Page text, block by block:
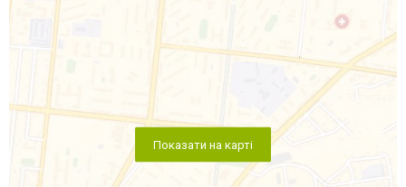
Показати на карті